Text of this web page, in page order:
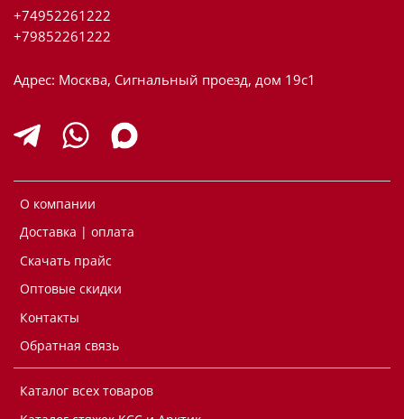
О компании
Доставка | оплата
Скачать прайс
Оптовые скидки
Контакты
Обратная связь
Каталог всех товаров
+74952261222
+79852261222
Адрес: Москва, Сигнальный проезд, дом 19с1